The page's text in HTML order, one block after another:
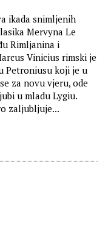
ikada snimljenih
Mervyna Le
Rimljanina i
Vinicius rimski je
Petroniusu koji je u
za novu vjeru, ode
u mladu Lygiu.
zaljubljuje...